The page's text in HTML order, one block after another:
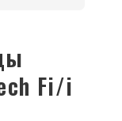
Fi/i